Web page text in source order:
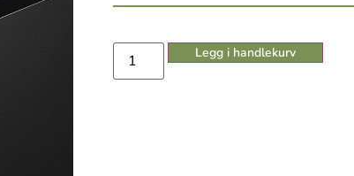
Legg i handlekurv